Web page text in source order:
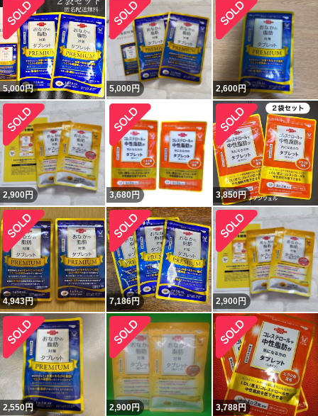
5,000円 5,000円 2,600円
2,900円 3,680 円 3,850円
4,943円 7,186円 2,900円
2,550円 2,900円 3,788円